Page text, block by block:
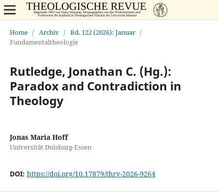
Home / Archiv / Bd. 122 (2026): Januar /
Fundamentaltheologie
Rutledge, Jonathan C. (Hg.):
Paradox and Contradiction in
Theology
Jonas Maria Hoff
Universität Duisburg-Essen
DOI: https://doi.org/10.17879/thrv-2026-9264